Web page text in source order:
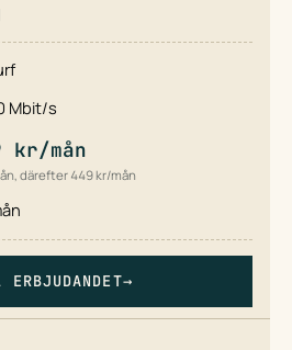
Mbit/s
kr/mån
därefter 449 kr/mån
→